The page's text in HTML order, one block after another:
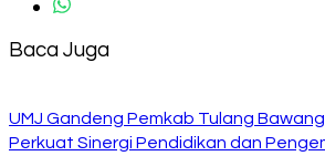
Baca Juga
UMJ Gandeng Pemkab Tulang
Perkuat Sinergi Pendidikan dan